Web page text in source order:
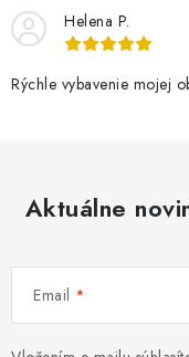
Helena P.
Rýchle vybavenie mojej
Aktuálne
Email